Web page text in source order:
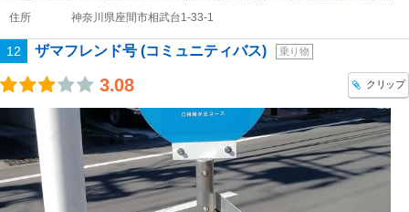
住所 神奈川県座間市相武台1-33-1
12 ザマフレンド号 (コミュニティバス) 乗り物
3.08 クリップ